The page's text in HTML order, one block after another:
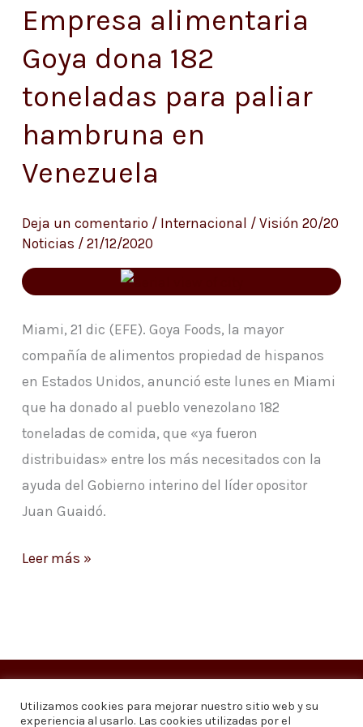
Empresa alimentaria
Goya dona 182
toneladas para paliar
hambruna en
Venezuela
Deja un comentario / Internacional / Visión 20/20
Noticias / 21/12/2020
Miami, 21 dic (EFE). Goya Foods, la mayor
compañía de alimentos propiedad de hispanos
en Estados Unidos, anunció este lunes en Miami
que ha donado al pueblo venezolano 182
toneladas de comida, que «ya fueron
distribuidas» entre los más necesitados con la
ayuda del Gobierno interino del líder opositor
Juan Guaidó.
Empresa
alimentaria
Goya
dona
toneladas
para
hambruna
en
Venezuela
Leer más »
Copyright © 2026Visión 20/20 Noticias
Utilizamos cookies para mejorar nuestro sitio web y su
experiencia al usarlo. Las cookies utilizadas por el